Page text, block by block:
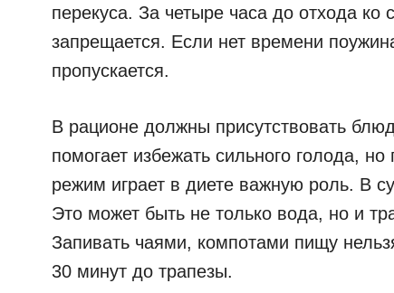
перекуса. За четыре часа до отхода ко
запрещается. Если нет времени
пропускается.
В рационе должны присутствовать
помогает избежать сильного голода,
режим играет в диете важную роль. В
Это может быть не только вода, но и
Запивать чаями, компотами пищу
30 минут до трапезы.